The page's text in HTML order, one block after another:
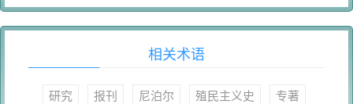
相关术语
研究 报刊 尼泊尔 殖民主义史
专著